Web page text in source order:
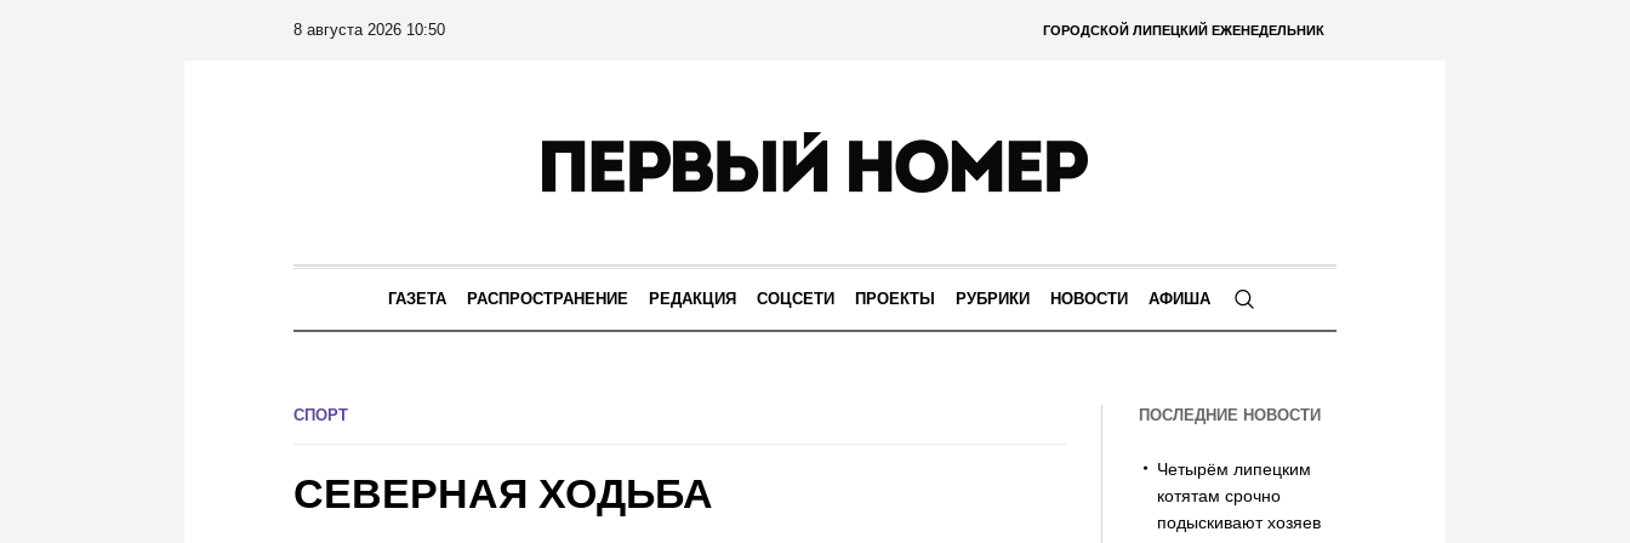
ГОРОДСКОЙ ЛИПЕЦКИЙ ЕЖЕНЕДЕЛЬНИК
8 августа 2026 10:50
ГАЗЕТА РАСПРОСТРАНЕНИЕ РЕДАКЦИЯ СОЦСЕТИ ПРОЕКТЫ РУБРИКИ НОВОСТИ АФИША
СПОРТ
СЕВЕРНАЯ ХОДЬБА
ПОСЛЕДНИЕ НОВОСТИ
Четырём липецким
котятам срочно
подыскивают хозяев